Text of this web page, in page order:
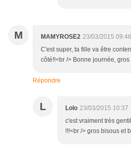
M MAMYROSE2 23/03/2015 09:46
C'est super, ta fille va être
côté!!<br /> Bonne journée,
Répondre
L Lolo 23/03/2015 10:37
c'est vraiment très
!!!<br /> gros bisous et